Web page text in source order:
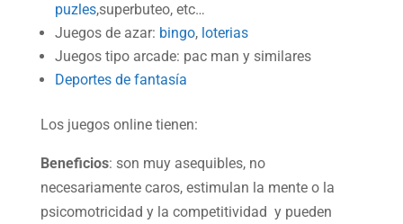
puzles,superbuteo, etc…
Juegos de azar: bingo, loterias
Juegos tipo arcade: pac man y similares
Deportes de fantasía
Los juegos online tienen:
Beneficios: son muy asequibles, no
necesariamente caros, estimulan la mente o la
psicomotricidad y la competitividad y pueden